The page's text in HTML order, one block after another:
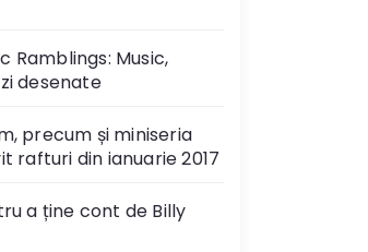
Ramblings: Music,
desenate
precum și miniseria
rafturi din ianuarie 2017
a ține cont de Billy